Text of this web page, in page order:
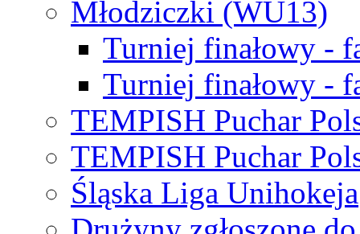
Młodziczki (WU13)
Turniej finałowy -
Turniej finałowy -
TEMPISH Puchar
TEMPISH Puchar
Śląska Liga Unihokeja